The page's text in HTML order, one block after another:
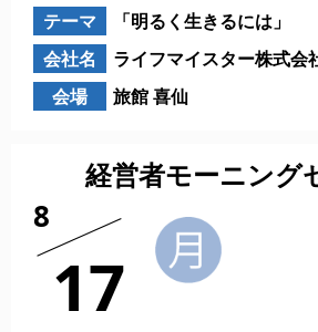
テーマ
「明るく生きるには」
会社名
ライフマイスター株式会
会場
旅館 喜仙
経営者モーニング
8
17